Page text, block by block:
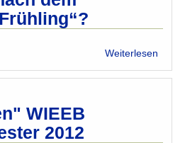
Weiterlesen
WIEEB
2012